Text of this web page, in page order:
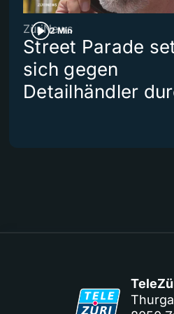
2 Min
ZüriNews
Street Parade
sich gegen
Detailhändler